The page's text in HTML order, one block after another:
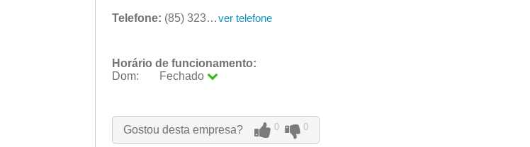
Telefone: (85) 3231-5487 ver telefone
Horário de funcionamento:
Dom:
Fechado
Qua:
09:00 - 18:00
Qui:
09:00 - 18:00
Gostou desta empresa? 0 0